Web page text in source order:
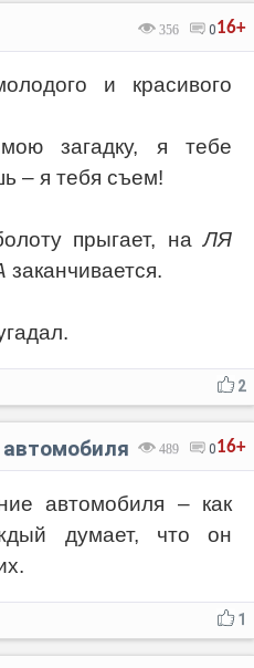
16+
356 0
и красивого
загадку, я тебе
– я тебя съем!
прыгает, наЛЯ
заканчивается.
2
16+
489 0
автомобиля – как
думает, что он
1